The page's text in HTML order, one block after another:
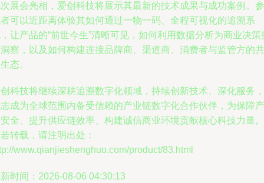
展会亮相，爱创科技将展示其最新的技术成果与成功案例。参
可以近距离体验其如何通过一物一码、全程可视化的追溯系
让产品的“前世今生”清晰可见，如何利用数据分析为商业决策
察，以及如何构建连接品牌商、渠道商、消费者与监管方的共
态。
科技将继续深耕追溯数字化领域，持续创新技术、深化服务，
成为全球范围内备受信赖的产业链数字化合作伙伴，为保障产
全、提升供应链效率、构建诚信商业环境贡献核心科技力量。
转载，请注明出处：
www.qianjieshenghuo.com/product/83.html
时间：2026-08-06 04:30:13